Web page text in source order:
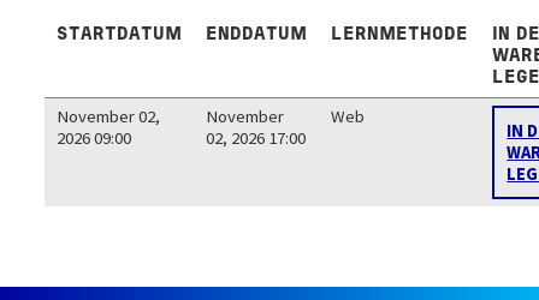
STARTDATUM ENDDATUM LERNMETHODE
IN
November 02,
2026 09:00
November
02, 2026 17:00
Web
IN